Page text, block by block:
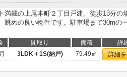
満載の上尾本町２丁目戸建。徒歩13分の
眺めの良い物件です。駐車場まで30mの
間取り 面積 詳
3LDK＋1S(納戸) 79.49㎡ 詳細